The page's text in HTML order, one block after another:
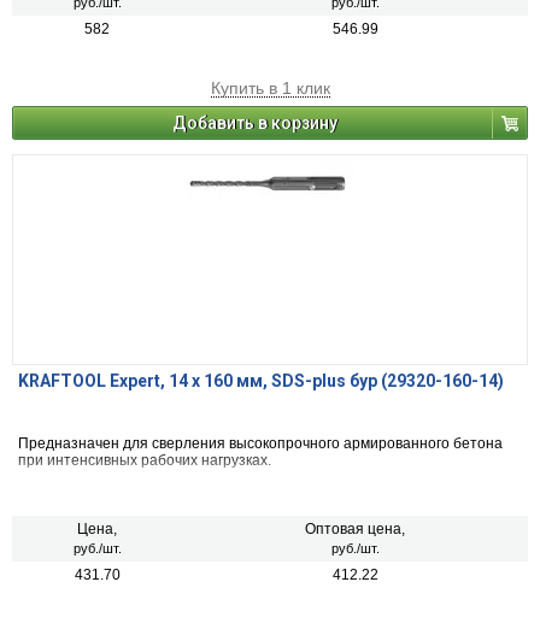
582 546.99
Купить в 1 клик
Добавить в корзину
KRAFTOOL Expert, 14 х 160 мм, SDS-plus бур (29320-160-14)
Предназначен для сверления высокопрочного армированного бетона
при интенсивных рабочих нагрузках.
Цена,
руб./шт.
Оптовая цена,
руб./шт.
431.70 412.22